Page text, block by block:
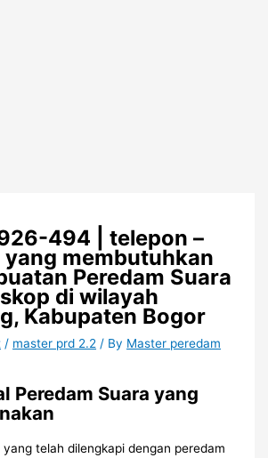
494 | telepon –
yang membutuhkan
Peredam Suara
di wilayah
Kabupaten Bogor
/ master prd 2.2 / By Master peredam
Peredam Suara yang
telah dilengkapi dengan peredam